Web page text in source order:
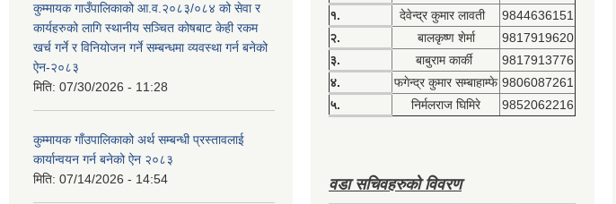
कुम्मायक गाउँपालिकाको आ.व.२०८३/०८४ को सेवा र
कार्यहरुको लागि स्थानीय सञ्चित कोषबाट केही रकम
खर्च गर्ने र विनियोजन गर्ने सम्बन्धमा व्यवस्था गर्न बनेको
ऐन-२०८३
मिति: 07/30/2026 - 11:28
कुम्मायक गाँउपालिकाको अर्थ सम्बन्धी प्रस्तावलाई
कार्यान्वयन गर्न बनेको ऐन २०८३
मिति: 07/14/2026 - 14:54
१. देवेन्द्र कुमार लावती
9844636151
२.
बालकृष्ण शेर्मा
9817919620
३.
बाबुराम कार्की
9817913776
४.
फगेन्द्र कुमार सम्बाहाम्फे 9806087261
५.
निर्मलराज घिमिरे 9852062216
वडा सचिवहरुको विवरण